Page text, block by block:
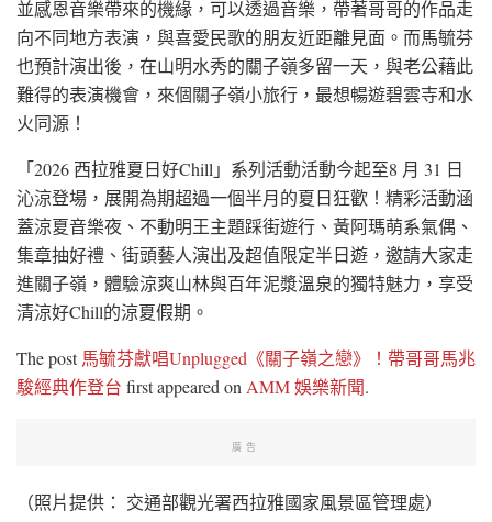
並感恩音樂帶來的機緣，可以透過音樂，帶著哥哥的作品走
向不同地方表演，與喜愛民歌的朋友近距離見面。而馬毓芬
也預計演出後，在山明水秀的關子嶺多留一天，與老公藉此
難得的表演機會，來個關子嶺小旅行，最想暢遊碧雲寺和水
火同源！
「2026 西拉雅夏日好Chill」系列活動活動今起至8 月 31 日
沁涼登場，展開為期超過一個半月的夏日狂歡！精彩活動涵
蓋涼夏音樂夜、不動明王主題踩街遊行、黃阿瑪萌系氣偶、
集章抽好禮、街頭藝人演出及超值限定半日遊，邀請大家走
進關子嶺，體驗涼爽山林與百年泥漿溫泉的獨特魅力，享受
清涼好Chill的涼夏假期。
The post馬毓芬獻唱Unplugged《關子嶺之戀》！帶哥哥馬兆
駿經典作登台 first appeared onAMM 娛樂新聞.
廣告
（照片提供： 交通部觀光署西拉雅國家風景區管理處）